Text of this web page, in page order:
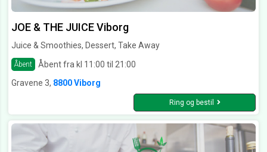
JOE & THE JUICE Viborg
Juice & Smoothies, Dessert, Take Away
Åbent
Åbent fra kl 11:00 til 21:00
Gravene 3, 8800 Viborg
Ring og bestil